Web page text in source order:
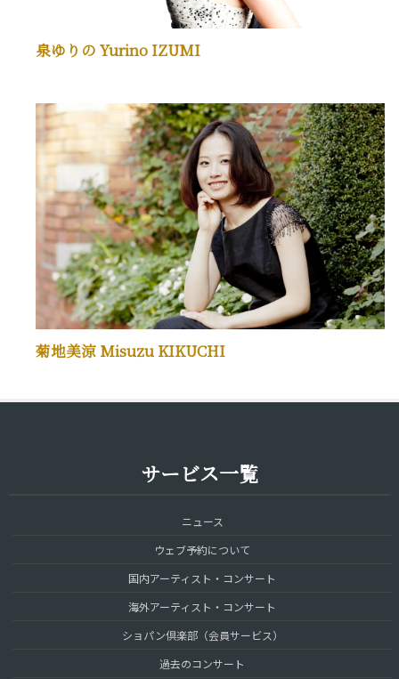
泉ゆりの Yurino IZUMI
菊地美涼 Misuzu KIKUCHI
サービス一覧
ニュース
ウェブ予約について
国内アーティスト・コンサート
海外アーティスト・コンサート
ショパン倶楽部（会員サービス）
過去のコンサート